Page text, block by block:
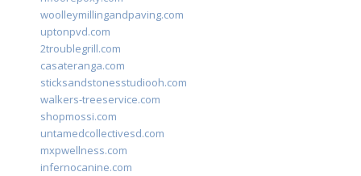
woolleymillingandpaving.com
uptonpvd.com
2troublegrill.com
casateranga.com
sticksandstonesstudiooh.com
walkers-treeservice.com
shopmossi.com
untamedcollectivesd.com
mxpwellness.com
infernocanine.com